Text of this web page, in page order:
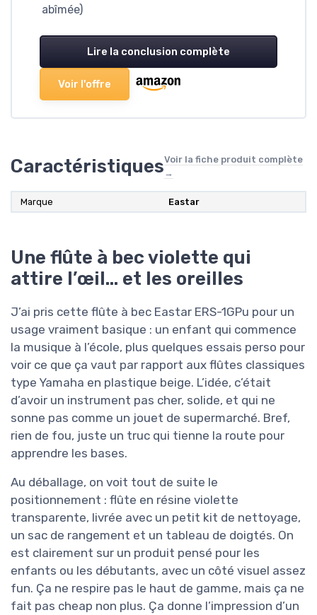
abîmée)
Lire la conclusion complète
Voir l'offre
CaractéristiquesVoir la fiche produit complète
→
Marque Eastar
Une flûte à bec violette qui
attire l’œil… et les oreilles
J’ai pris cette flûte à bec Eastar ERS-1GPu pour un
usage vraiment basique : un enfant qui commence
la musique à l’école, plus quelques essais perso pour
voir ce que ça vaut par rapport aux flûtes classiques
type Yamaha en plastique beige. L’idée, c’était
d’avoir un instrument pas cher, solide, et qui ne
sonne pas comme un jouet de supermarché. Bref,
rien de fou, juste un truc qui tienne la route pour
apprendre les bases.
Au déballage, on voit tout de suite le
positionnement : flûte en résine violette
transparente, livrée avec un petit kit de nettoyage,
un sac de rangement et un tableau de doigtés. On
est clairement sur un produit pensé pour les
enfants ou les débutants, avec un côté visuel assez
fun. Ça ne respire pas le haut de gamme, mais ça ne
fait pas cheap non plus. Ça donne l’impression d’un